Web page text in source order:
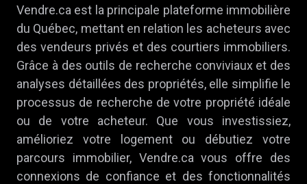
Vendre.ca est la principale plateforme immobilière
du Québec, mettant en relation les acheteurs avec
des vendeurs privés et des courtiers immobiliers.
Grâce à des outils de recherche conviviaux et des
analyses détaillées des propriétés, elle simplifie le
processus de recherche de votre propriété idéale
ou de votre acheteur. Que vous investissiez,
amélioriez votre logement ou débutiez votre
parcours immobilier, Vendre.ca vous offre des
connexions de confiance et des fonctionnalités